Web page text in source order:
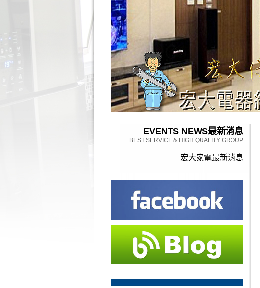
EVENTS NEWS最新消息
BEST SERVICE & HIGH QUALITY GROUP
宏大家電最新消息